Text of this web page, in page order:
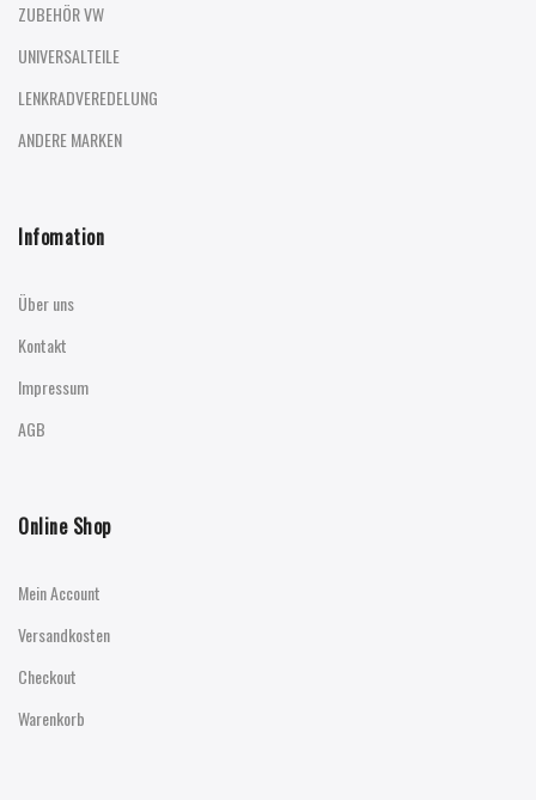
ZUBEHÖR VW
UNIVERSALTEILE
LENKRADVEREDELUNG
ANDERE MARKEN
Infomation
Über uns
Kontakt
Impressum
AGB
Online Shop
Mein Account
Versandkosten
Checkout
Warenkorb